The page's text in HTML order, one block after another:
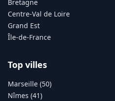
Bretagne
Centre-Val de Loire
Grand Est
Île-de-France
Top villes
Marseille (50)
Nîmes (41)